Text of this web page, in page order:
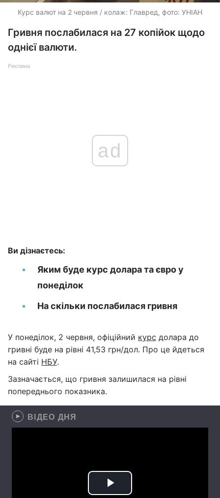
Курс валют на 2 червня / колаж: Главред, фото: УНІАН
Гривня послабилася на 27 копійок щодо
однієї валюти.
Реклама
ad
Ви дізнаєтесь:
Яким буде курс долара та євро у
понеділок
На скільки послабилася гривня
У понеділок, 2 червня, офіційний курс долара до
гривні буде на рівні 41,53 грн/дол. Про це йдеться
на сайті НБУ.
Зазначається, що гривня залишилася на рівні
попереднього показника.
ВІДЕО ДНЯ